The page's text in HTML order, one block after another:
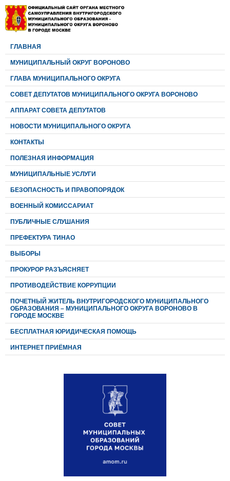
ГЛАВНАЯ
МУНИЦИПАЛЬНЫЙ ОКРУГ ВОРОНОВО
ГЛАВА МУНИЦИПАЛЬНОГО ОКРУГА
CОВЕТ ДЕПУТАТОВ МУНИЦИПАЛЬНОГО ОКРУГА ВОРОНОВО
АППАРАТ СОВЕТА ДЕПУТАТОВ
НОВОСТИ МУНИЦИПАЛЬНОГО ОКРУГА
КОНТАКТЫ
ПОЛЕЗНАЯ ИНФОРМАЦИЯ
МУНИЦИПАЛЬНЫЕ УСЛУГИ
БЕЗОПАСНОСТЬ И ПРАВОПОРЯДОК
ВОЕННЫЙ КОМИССАРИАТ
ПУБЛИЧНЫЕ СЛУШАНИЯ
ПРЕФЕКТУРА ТИНАО
ВЫБОРЫ
ПРОКУРОР РАЗЪЯСНЯЕТ
ПРОТИВОДЕЙСТВИЕ КОРРУПЦИИ
ПОЧЕТНЫЙ ЖИТЕЛЬ ВНУТРИГОРОДСКОГО МУНИЦИПАЛЬНОГО
ОБРАЗОВАНИЯ – МУНИЦИПАЛЬНОГО ОКРУГА ВОРОНОВО В
ГОРОДЕ МОСКВЕ
БЕСПЛАТНАЯ ЮРИДИЧЕСКАЯ ПОМОЩЬ
ИНТЕРНЕТ ПРИЁМНАЯ